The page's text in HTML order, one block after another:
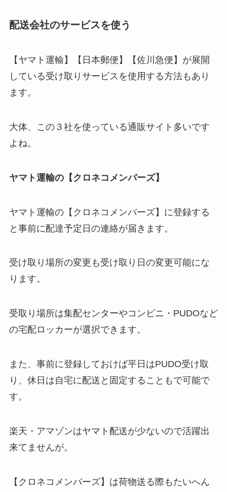
配送会社のサービスを使う
【ヤマト運輸】【日本郵便】【佐川急便】が展開
している受け取りサービスを使用する方法もあり
ます。
大体、この３社を使っている通販サイト多いです
よね。
ヤマト運輸の【クロネコメンバーズ】
ヤマト運輸の【クロネコメンバーズ】に登録する
と事前に配達予定日の連絡が届きます。
受け取り場所の変更も受け取り日の変更可能にな
ります。
受取り場所は集配センターやコンビニ・PUDOなど
の宅配ロッカーが選択できます。
また、事前に登録しておけば平日はPUDO受け取
り、休日は自宅に配送と固定することもで可能で
す。
楽天・アマゾンはヤマト配送が少ないので活躍出
来てませんが。
【クロネコメンバーズ】は荷物送る際もたいへん